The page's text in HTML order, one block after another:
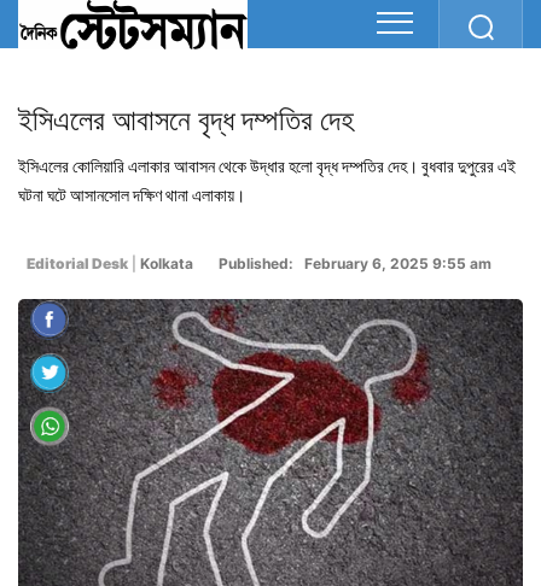
ইসিএলের আবাসনে বৃদ্ধ দম্পতির দেহ
ইসিএলের কোলিয়ারি এলাকার আবাসন থেকে উদ্ধার হলো বৃদ্ধ দম্পতির দেহ। বুধবার দুপুরের এই
ঘটনা ঘটে আসানসোল দক্ষিণ থানা এলাকায়।
Editorial Desk Kolkata Published: February 6, 2025 9:55 am